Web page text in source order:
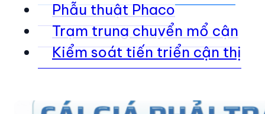
Phẫu thuật Phaco
Trạm trung chuyển mổ cận
Kiểm soát tiến triển cận thị